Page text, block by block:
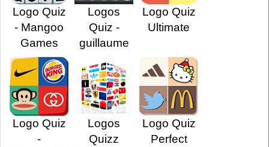
Logo Quiz
- Mangoo
Games
Logos
Quiz -
guillaume
Logo Quiz
Ultimate
Logo Quiz
-
Logos
Quizz
Logo Quiz
Perfect